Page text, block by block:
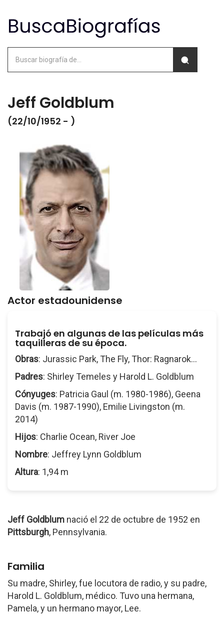
Jeff Goldblum
(22/10/1952 - )
Actor estadounidense
Trabajó en algunas de las películas más
taquilleras de su época.
Obras: Jurassic Park, The Fly, Thor: Ragnarok...
Padres: Shirley Temeles y Harold L. Goldblum
Cónyuges: Patricia Gaul (m. 1980-1986), Geena
Davis (m. 1987-1990), Emilie Livingston (m.
2014)
Hijos: Charlie Ocean, River Joe
Nombre: Jeffrey Lynn Goldblum
Altura: 1,94 m
Jeff Goldblum nació el 22 de octubre de 1952 en
Pittsburgh, Pennsylvania.
Familia
Su madre, Shirley, fue locutora de radio, y su padre,
Harold L. Goldblum, médico. Tuvo una hermana,
Pamela, y un hermano mayor, Lee.